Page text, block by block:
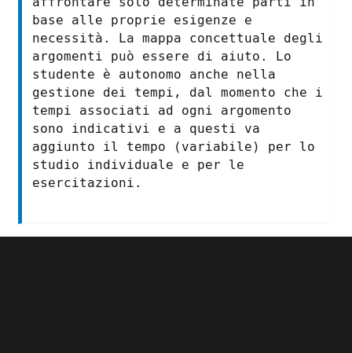
base alle proprie esigenze e
necessità. La mappa concettuale degli
argomenti può essere di aiuto. Lo
studente è autonomo anche nella
gestione dei tempi, dal momento che i
tempi associati ad ogni argomento
sono indicativi e a questi va
aggiunto il tempo (variabile) per lo
studio individuale e per le
esercitazioni.